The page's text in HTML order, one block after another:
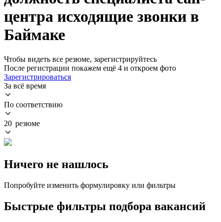
центра исходящие звонки в
Баймаке
Чтобы видеть все резюме, зарегистрируйтесь
После регистрации покажем ещё 4 и откроем фото
Зарегистрироваться
За всё время
По соответствию
20 резюме
Ничего не нашлось
Попробуйте изменить формулировку или фильтры
Быстрые фильтры подбора вакансий